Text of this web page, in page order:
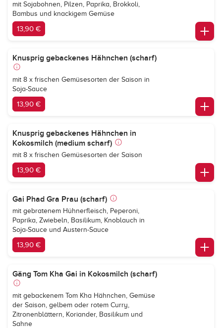
mit Sojabohnen, Pilzen, Paprika, Brokkoli,
Bambus und knackigem Gemüse
13,90 €
Knusprig gebackenes Hähnchen (scharf)
mit 8 x frischen Gemüsesorten der Saison in
Soja-Sauce
13,90 €
Knusprig gebackenes Hähnchen in
Kokosmilch (medium scharf)
mit 8 x frischen Gemüsesorten der Saison
13,90 €
Gai Phad Gra Prau (scharf)
mit gebratenem Hühnerfleisch, Peperoni,
Paprika, Zwiebeln, Basilikum, Knoblauch in
Soja-Sauce und Austern-Sauce
13,90 €
Gäng Tom Kha Gai in Kokosmilch (scharf)
mit gebackenem Tom Kha Hähnchen, Gemüse
der Saison, gelbem oder rotem Curry,
Zitronenblättern, Koriander, Basilikum und
Sahne